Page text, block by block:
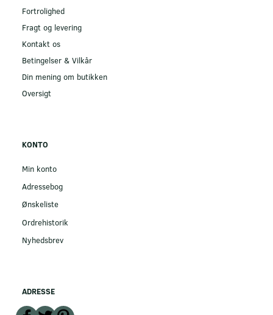
Fortrolighed
Fragt og levering
Kontakt os
Betingelser & Vilkår
Din mening om butikken
Oversigt
KONTO
Min konto
Adressebog
Ønskeliste
Ordrehistorik
Nyhedsbrev
ADRESSE